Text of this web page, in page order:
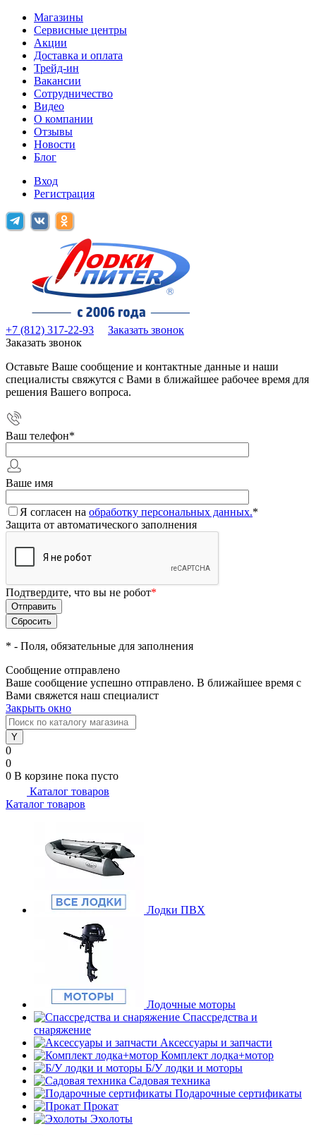
Магазины
Сервисные центры
Акции
Доставка и оплата
Трейд-ин
Вакансии
Сотрудничество
Видео
О компании
Отзывы
Новости
Блог
Вход
Регистрация
+7 (812) 317-22-93
Заказать звонок
Заказать звонок
Оставьте Ваше сообщение и контактные данные и наши
специалисты свяжутся с Вами в ближайшее рабочее время для
решения Вашего вопроса.
Ваш телефон*
Ваше имя
Я согласен на обработку персональных данных.*
Защита от автоматического заполнения
Подтвердите, что вы не робот*
* - Поля, обязательные для заполнения
Сообщение отправлено
Ваше сообщение успешно отправлено. В ближайшее время с
Вами свяжется наш специалист
Закрыть окно
0
0
0 В корзине пока пусто
Каталог товаров
Каталог товаров
Лодки ПВХ
Лодочные моторы
Спассредства и
снаряжение
Аксессуары и запчасти
Комплект лодка+мотор
Б/У лодки и моторы
Садовая техника
Подарочные сертификаты
Прокат
Эхолоты